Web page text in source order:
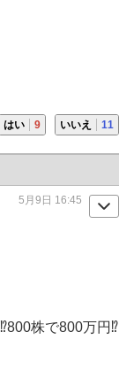
はい 9 いいえ 11
5月9日 16:45
株で800万円⁉️